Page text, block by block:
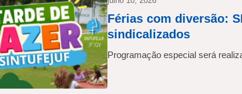
Férias com diversão:
sindicalizados
Programação especial será